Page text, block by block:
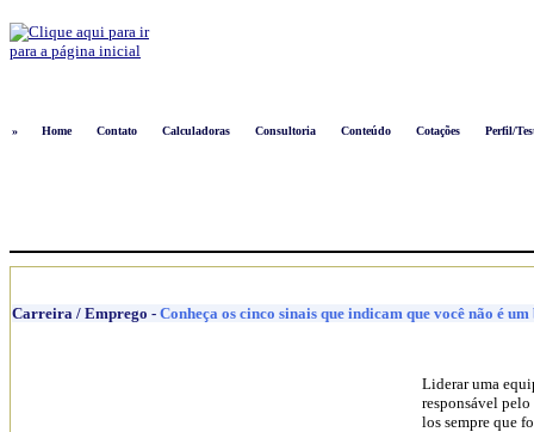
»
Home Contato Calculadoras Consultoria Conteúdo Cotações Perfil/
Carreira / Emprego - Conheça os cinco sinais que indicam que você não é um
Liderar uma
responsável
los sempre que